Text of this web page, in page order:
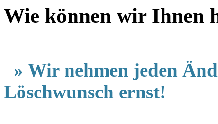
Wie können wir Ihnen
» Wir nehmen jeden
Löschwunsch ernst!